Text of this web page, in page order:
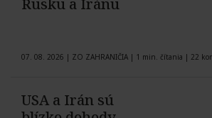
Rusku a Iránu
07. 08. 2026 | ZO ZAHRANIČIA | 1 min. čítania | 22
USA a Irán sú